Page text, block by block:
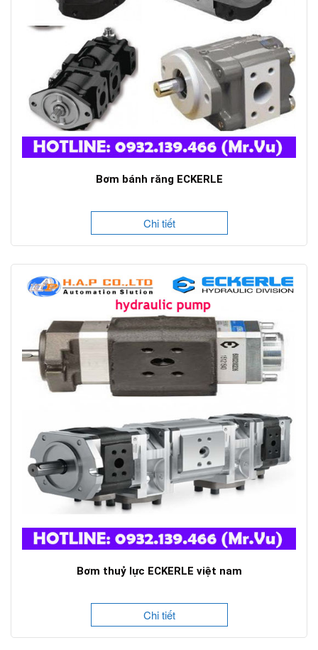
Bơm bánh răng ECKERLE
Chi tiết
Bơm thuỷ lực ECKERLE việt nam
Chi tiết